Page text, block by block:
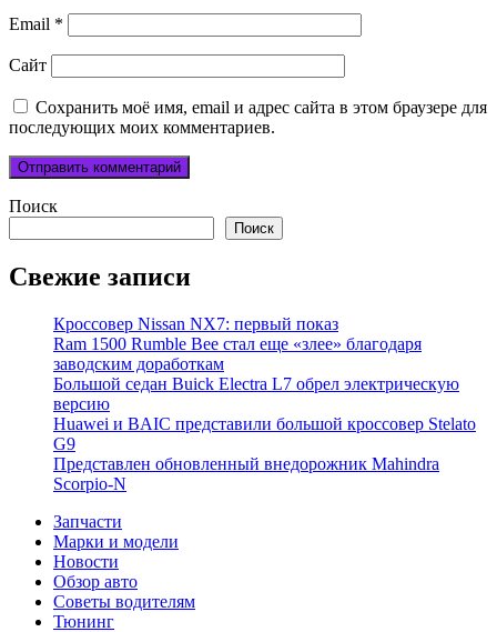
Email *
Сайт
Сохранить моё имя, email и адрес сайта в этом браузере для
последующих моих комментариев.
Поиск
Поиск
Свежие записи
Кроссовер Nissan NX7: первый показ
Ram 1500 Rumble Bee стал еще «злее» благодаря
заводским доработкам
Большой седан Buick Electra L7 обрел электрическую
версию
Huawei и BAIC представили большой кроссовер Stelato
G9
Представлен обновленный внедорожник Mahindra
Scorpio-N
Запчасти
Марки и модели
Новости
Обзор авто
Советы водителям
Тюнинг